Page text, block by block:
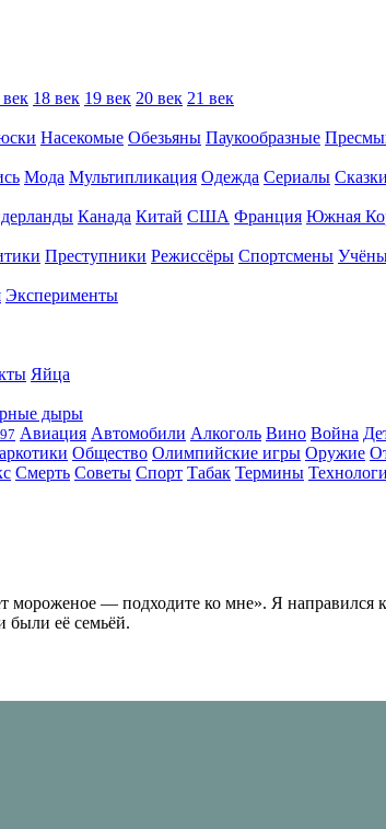
век 18 век 19 век 20 век 21 век
Насекомые Обезьяны Паукообразные
Мода Мультипликация Одежда Сериалы Сказки
Канада Китай США Франция Южная
Преступники Режиссёры Спортсмены
Эксперименты
Яйца
дыры
Авиация Автомобили Алкоголь Вино Война
Общество Олимпийские игры Оружие
Смерть Советы Спорт Табак Термины
мороженое — подходите ко мне». Я
были её семьёй.